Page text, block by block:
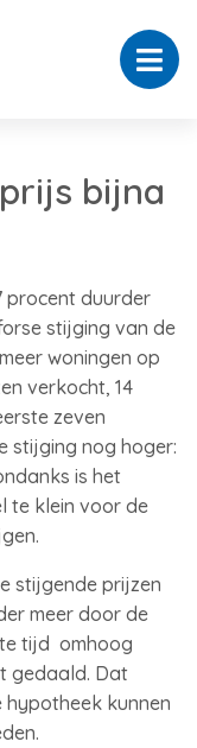
bijna
procent duurder
stijging van de
woningen op
verkocht, 14
zeven
stijging nog hoger:
is het
te klein voor de
stijgende prijzen
meer door de
tijd omhoog
gedaald. Dat
kunnen